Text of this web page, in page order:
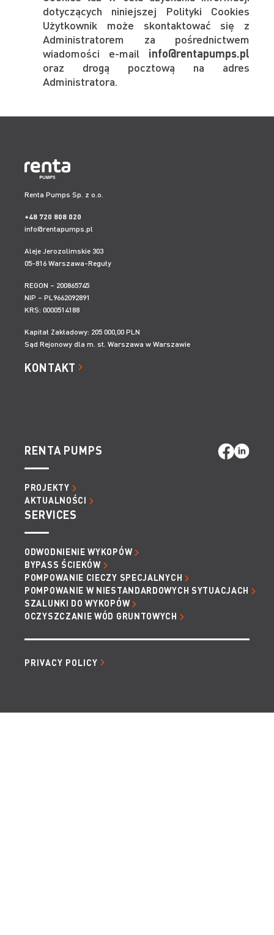
dotyczących niniejszej Polityki Cookies
Użytkownik może skontaktować się z
Administratorem za pośrednictwem
wiadomości e-mail info@rentapumps.pl
oraz drogą pocztową na adres
Administratora.
Renta Pumps Sp. z o.o.
+48 720 808 020
info@rentapumps.pl
Aleje Jerozolimskie 303
05-816 Warszawa-Reguły
REGON – 200865745
NIP – PL9662092891
KRS: 0000514188
Kapitał Zakładowy: 205 000,00 PLN
Sąd Rejonowy dla m. st. Warszawa w Warszawie
KONTAKT
RENTA PUMPS
PROJEKTY
AKTUALNOŚCI
SERVICES
ODWODNIENIE WYKOPÓW
BYPASS ŚCIEKÓW
POMPOWANIE CIECZY SPECJALNYCH
POMPOWANIE W NIESTANDARDOWYCH SYTUACJACH
SZALUNKI DO WYKOPÓW
OCZYSZCZANIE WÓD GRUNTOWYCH
PRIVACY POLICY